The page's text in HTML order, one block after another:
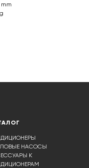
mm
НАСОСЫ
К